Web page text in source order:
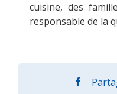
cuisine, des
responsable de la